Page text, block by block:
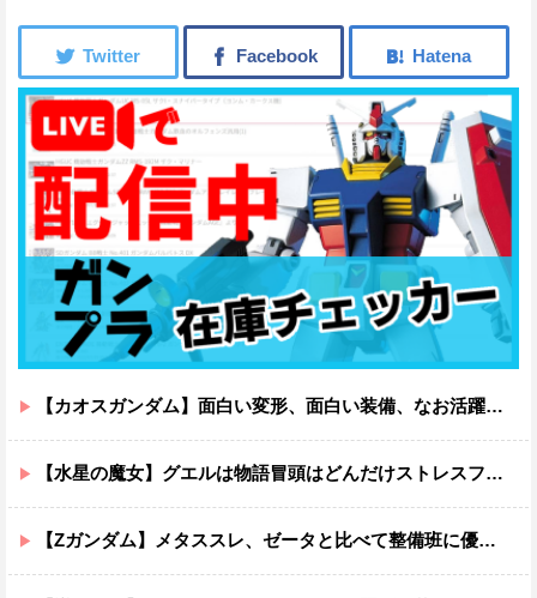
【カオスガンダム】面白い変形、面白い装備、なお活躍…
【水星の魔女】グエルは物語冒頭はどんだけストレスフルだったんだよ…ってなる
【Zガンダム】メタススレ、ゼータと比べて整備班に優しそう